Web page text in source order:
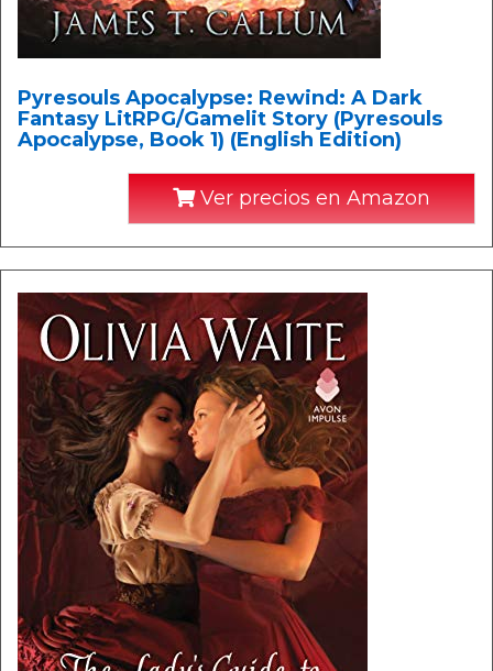
Pyresouls Apocalypse: Rewind: A Dark
Fantasy LitRPG/Gamelit Story (Pyresouls
Apocalypse, Book 1) (English Edition)
Ver precios en Amazon